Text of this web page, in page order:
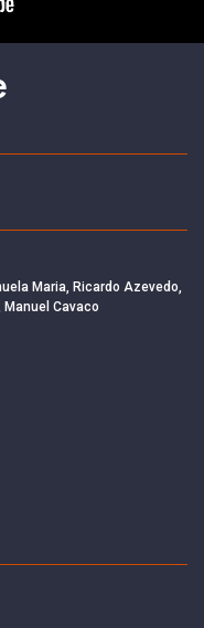
Maria, Ricardo Azevedo,
Manuel Cavaco